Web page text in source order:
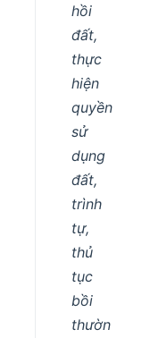
hồi
đất,
thực
hiện
quyền
sử
dụng
đất,
trình
tự,
thủ
tục
bồi
thườn